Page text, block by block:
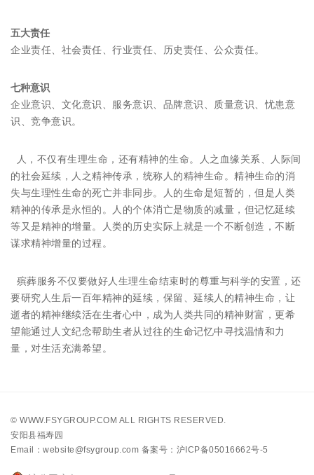
五大责任
企业责任、社会责任、行业责任、历史责任、公众责任。
七种意识
企业意识、文化意识、服务意识、品牌意识、质量意识、忧患意
识、竞争意识。
人，不仅有生理生命，还有精神的生命。人之血缘关系、人际间
的社会延续，人之精神传承，统称人的精神生命。精神生命的消
失与生理性生命的死亡并非同步。人的生命是短暂的，但是人类
精神的传承是永恒的。人的个体消亡是物质的减量，但记忆延续
等又是精神的增量。人类的历史实际上就是一个不断创造，不断
谋求精神增量的过程。
殡葬服务不仅要做好人生理生命结束时的尊重与科学的安置，还
要研究人生后一百年精神的延续，保留、延续人的精神生命，让
逝者的精神继续活在生者心中，成为人类共同的精神财富，更希
望能通过人文纪念帮助生者从过往的生命记忆中寻找温情和力
量，对生活充满希望。
© WWW.FSYGROUP.COM ALL RIGHTS RESERVED.
安阳县福寿园
Email：website@fsygroup.com 备案号：沪ICP备05016662号-5